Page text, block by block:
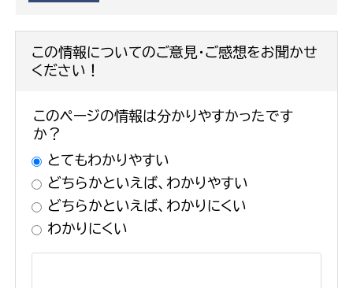
この情報についてのご意見・ご感想をお聞かせ
ください！
このページの情報は分かりやすかったです
か？
とてもわかりやすい
どちらかといえば、わかりやすい
どちらかといえば、わかりにくい
わかりにくい